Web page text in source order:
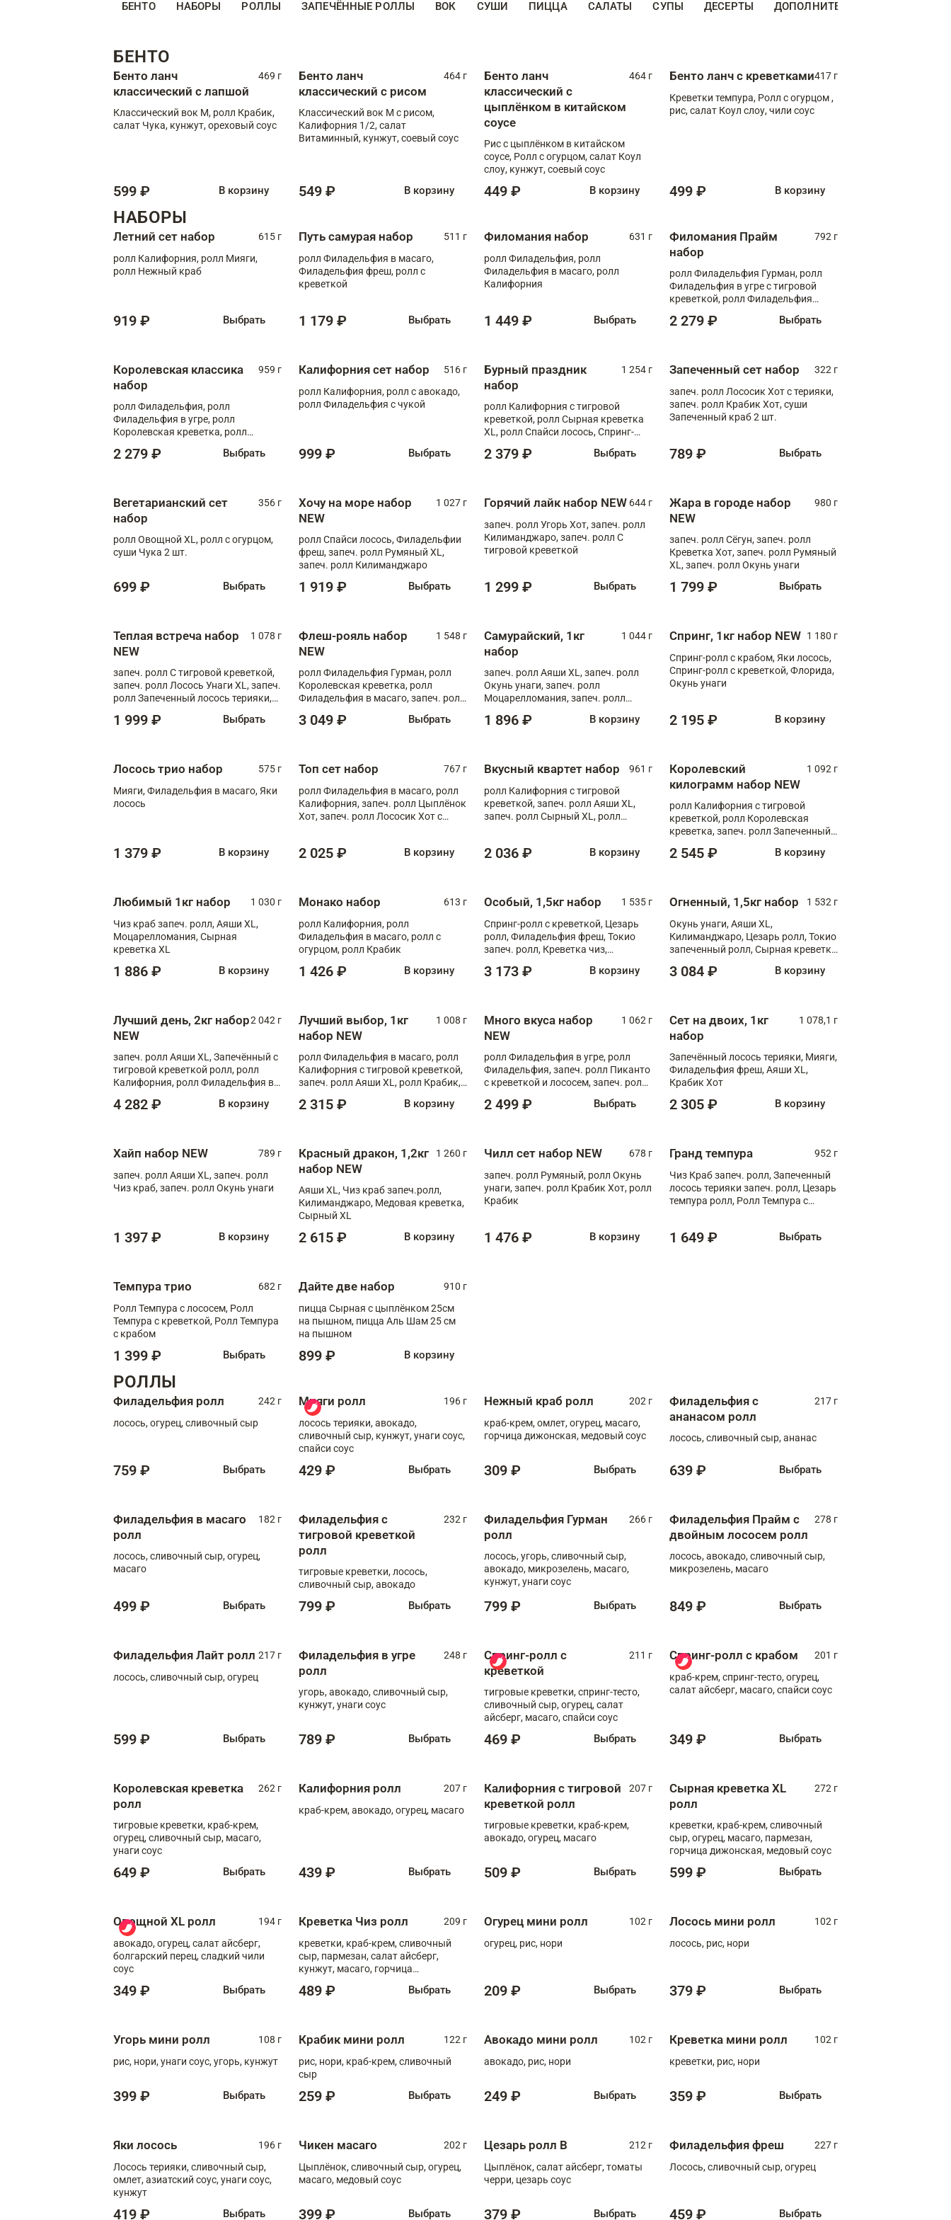
БЕНТО НАБОРЫ РОЛЛЫ ЗАПЕЧЁННЫЕ РОЛЛЫ ВОК СУШИ ПИЦЦА САЛАТЫ СУПЫ ДЕСЕРТЫ ДОПОЛНИТЕЛЬНО
БЕНТО
Бенто ланч
классический с лапшой
469 г
Классический вок М, ролл Крабик,
салат Чука, кунжут, ореховый соус
599 ₽ В корзину
Бенто ланч
классический с рисом
464 г
Классический вок М с рисом,
Калифорния 1/2, салат
Витаминный, кунжут, соевый соус
549 ₽ В корзину
Бенто ланч
классический с
цыплёнком в китайском
соусе
464 г
Рис с цыплёнком в китайском
соусе, Ролл с огурцом, салат Коул
слоу, кунжут, соевый соус
449 ₽ В корзину
Бенто ланч с креветками417 г
Креветки темпура, Ролл с огурцом ,
рис, салат Коул слоу, чили соус
499 ₽ В корзину
НАБОРЫ
Летний сет набор
615 г
ролл Калифорния, ролл Мияги,
ролл Нежный краб
919 ₽ Выбрать
Путь самурая набор
511 г
ролл Филадельфия в масаго,
Филадельфия фреш, ролл с
креветкой
1 179 ₽ Выбрать
Филомания набор
631 г
ролл Филадельфия, ролл
Филадельфия в масаго, ролл
Калифорния
1 449 ₽ Выбрать
Филомания Прайм
набор
792 г
ролл Филадельфия Гурман, ролл
Филадельфия в угре с тигровой
креветкой, ролл Филадельфия
2 279 ₽ Выбрать
Королевская классика
набор
959 г
ролл Филадельфия, ролл
Филадельфия в угре, ролл
Королевская креветка, ролл
2 279 ₽ Выбрать
Калифорния сет набор
516 г
ролл Калифорния, ролл с авокадо,
ролл Филадельфия с чукой
999 ₽ Выбрать
Бурный праздник
набор
1 254 г
ролл Калифорния с тигровой
креветкой, ролл Сырная креветка
XL, ролл Спайси лосось, Спринг-
Медовая креветка
2 379 ₽ Выбрать
Запеченный сет набор
322 г
запеч. ролл Лососик Хот с терияки,
запеч. ролл Крабик Хот, суши
Запеченный краб 2 шт.
789 ₽ Выбрать
Вегетарианский сет
набор
356 г
ролл Овощной XL, ролл с огурцом,
суши Чука 2 шт.
699 ₽ Выбрать
Хочу на море набор
NEW
1 027 г
ролл Спайси лосось, Филадельфии
фреш, запеч. ролл Румяный XL,
запеч. ролл Килиманджаро
1 919 ₽ Выбрать
Горячий лайк набор NEW 644 г
запеч. ролл Угорь Хот, запеч. ролл
Килиманджаро, запеч. ролл С
тигровой креветкой
1 299 ₽ Выбрать
Жара в городе набор
NEW
980 г
запеч. ролл Сёгун, запеч. ролл
Креветка Хот, запеч. ролл Румяный
XL, запеч. ролл Окунь унаги
1 799 ₽ Выбрать
Теплая встреча набор
NEW
1 078 г
запеч. ролл С тигровой креветкой,
запеч. ролл Лосось Унаги XL, запеч.
ролл Запеченный лосось терияки,
1 999 ₽ Выбрать
Флеш-рояль набор
NEW
1 548 г
ролл Филадельфия Гурман, ролл
Королевская креветка, ролл
Филадельфия в масаго, запеч. ролл
Тигровая креветка с моцареллой,
3 049 ₽ Выбрать
Самурайский, 1кг
набор
1 044 г
запеч. ролл Аяши XL, запеч. ролл
Окунь унаги, запеч. ролл
Моцарелломания, запеч. ролл
1 896 ₽ В корзину
Спринг, 1кг набор NEW 1 180 г
Спринг-ролл с крабом, Яки лосось,
Спринг-ролл с креветкой, Флорида,
Окунь унаги
2 195 ₽ В корзину
Лосось трио набор
575 г
Мияги, Филадельфия в масаго, Яки
лосось
1 379 ₽ В корзину
Топ сет набор
767 г
ролл Филадельфия в масаго, ролл
Калифорния, запеч. ролл Цыплёнок
Хот, запеч. ролл Лососик Хот с
2 025 ₽ В корзину
Вкусный квартет набор
961 г
ролл Калифорния с тигровой
креветкой, запеч. ролл Аяши XL,
запеч. ролл Сырный XL, ролл
2 036 ₽ В корзину
Королевский
килограмм набор NEW
1 092 г
ролл Калифорния с тигровой
креветкой, ролл Королевская
креветка, запеч. ролл Запеченный
XL, запеч. ролл Крабик Хот
2 545 ₽ В корзину
Любимый 1кг набор
1 030 г
Чиз краб запеч. ролл, Аяши XL,
Моцарелломания, Сырная
креветка XL
1 886 ₽ В корзину
Монако набор
613 г
ролл Калифорния, ролл
Филадельфия в масаго, ролл с
огурцом, ролл Крабик
1 426 ₽ В корзину
Особый, 1,5кг набор
1 535 г
Спринг-ролл с креветкой, Цезарь
ролл, Филадельфия фреш, Токио
запеч. ролл, Креветка чиз,
Флорида
3 173 ₽ В корзину
Огненный, 1,5кг набор
1 532 г
Окунь унаги, Аяши XL,
Килиманджаро, Цезарь ролл, Токио
запеченный ролл, Сырная креветка
3 084 ₽ В корзину
Лучший день, 2кг набор
NEW
2 042 г
запеч. ролл Аяши XL, Запечённый с
тигровой креветкой ролл, ролл
Калифорния, ролл Филадельфия в
запеч. ролл Моцарелломания, ролл
4 282 ₽ В корзину
Лучший выбор, 1кг
набор NEW
1 008 г
ролл Филадельфия в масаго, ролл
Калифорния с тигровой креветкой,
запеч. ролл Аяши XL, ролл Крабик,
2 315 ₽ В корзину
Много вкуса набор
NEW
1 062 г
ролл Филадельфия в угре, ролл
Филадельфия, запеч. ролл Пиканто
с креветкой и лососем, запеч. ролл
2 499 ₽ Выбрать
Сет на двоих, 1кг
набор
1 078,1 г
Запечённый лосось терияки, Мияги,
Филадельфия фреш, Аяши XL,
Крабик Хот
2 305 ₽ В корзину
Хайп набор NEW
789 г
запеч. ролл Аяши XL, запеч. ролл
Чиз краб, запеч. ролл Окунь унаги
1 397 ₽ В корзину
Красный дракон, 1,2кг
набор NEW
1 260 г
Аяши XL, Чиз краб запеч.ролл,
Килиманджаро, Медовая креветка,
Сырный XL
2 615 ₽ В корзину
Чилл сет набор NEW
678 г
запеч. ролл Румяный, ролл Окунь
унаги, запеч. ролл Крабик Хот, ролл
Крабик
1 476 ₽ В корзину
Гранд темпура
952 г
Чиз Краб запеч. ролл, Запеченный
лосось терияки запеч. ролл, Цезарь
темпура ролл, Ролл Темпура с
1 649 ₽ Выбрать
Темпура трио
682 г
Ролл Темпура с лососем, Ролл
Темпура с креветкой, Ролл Темпура
с крабом
1 399 ₽ Выбрать
Дайте две набор
910 г
пицца Сырная с цыплёнком 25см
на пышном, пицца Аль Шам 25 см
на пышном
899 ₽ В корзину
РОЛЛЫ
Филадельфия ролл
242 г
лосось, огурец, сливочный сыр
759 ₽ Выбрать
Мияги ролл
196 г
лосось терияки, авокадо,
сливочный сыр, кунжут, унаги соус,
спайси соус
429 ₽ Выбрать
Нежный краб ролл
202 г
краб-крем, омлет, огурец, масаго,
горчица дижонская, медовый соус
309 ₽ Выбрать
Филадельфия с
ананасом ролл
217 г
лосось, сливочный сыр, ананас
639 ₽ Выбрать
Филадельфия в масаго
ролл
182 г
лосось, сливочный сыр, огурец,
масаго
499 ₽ Выбрать
Филадельфия с
тигровой креветкой
ролл
232 г
тигровые креветки, лосось,
сливочный сыр, авокадо
799 ₽ Выбрать
Филадельфия Гурман
ролл
266 г
лосось, угорь, сливочный сыр,
авокадо, микрозелень, масаго,
кунжут, унаги соус
799 ₽ Выбрать
Филадельфия Прайм с
двойным лососем ролл
278 г
лосось, авокадо, сливочный сыр,
микрозелень, масаго
849 ₽ Выбрать
Филадельфия Лайт ролл 217 г
лосось, сливочный сыр, огурец
599 ₽ Выбрать
Филадельфия в угре
ролл
248 г
угорь, авокадо, сливочный сыр,
кунжут, унаги соус
789 ₽ Выбрать
Спринг-ролл с
креветкой
211 г
тигровые креветки, спринг-тесто,
сливочный сыр, огурец, салат
айсберг, масаго, спайси соус
469 ₽ Выбрать
Спринг-ролл с крабом
201 г
краб-крем, спринг-тесто, огурец,
салат айсберг, масаго, спайси соус
349 ₽ Выбрать
Королевская креветка
ролл
262 г
тигровые креветки, краб-крем,
огурец, сливочный сыр, масаго,
унаги соус
649 ₽ Выбрать
Калифорния ролл
207 г
краб-крем, авокадо, огурец, масаго
439 ₽ Выбрать
Калифорния с тигровой
креветкой ролл
207 г
тигровые креветки, краб-крем,
авокадо, огурец, масаго
509 ₽ Выбрать
Сырная креветка XL
ролл
272 г
креветки, краб-крем, сливочный
сыр, огурец, масаго, пармезан,
горчица дижонская, медовый соус
599 ₽ Выбрать
Овощной XL ролл
194 г
авокадо, огурец, салат айсберг,
болгарский перец, сладкий чили
соус
349 ₽ Выбрать
Креветка Чиз ролл
209 г
креветки, краб-крем, сливочный
сыр, пармезан, салат айсберг,
кунжут, масаго, горчица
489 ₽ Выбрать
Огурец мини ролл
102 г
огурец, рис, нори
209 ₽ Выбрать
Лосось мини ролл
102 г
лосось, рис, нори
379 ₽ Выбрать
Угорь мини ролл
108 г
рис, нори, унаги соус, угорь, кунжут
399 ₽ Выбрать
Крабик мини ролл
122 г
рис, нори, краб-крем, сливочный
сыр
259 ₽ Выбрать
Авокадо мини ролл
102 г
авокадо, рис, нори
249 ₽ Выбрать
Креветка мини ролл
102 г
креветки, рис, нори
359 ₽ Выбрать
Яки лосось
196 г
Лосось терияки, сливочный сыр,
омлет, азиатский соус, унаги соус,
кунжут
419 ₽ Выбрать
Чикен масаго
202 г
Цыплёнок, сливочный сыр, огурец,
масаго, медовый соус
399 ₽ Выбрать
Цезарь ролл В
212 г
Цыплёнок, салат айсберг, томаты
черри, цезарь соус
379 ₽ Выбрать
Филадельфия фреш
227 г
Лосось, сливочный сыр, огурец
459 ₽ Выбрать